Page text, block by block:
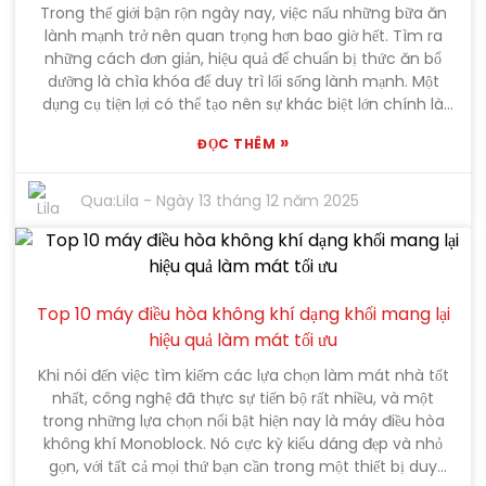
những điều này, và bạn sẽ sẵn sàng cho một khoản đầu
tư xứng đáng. Chẳng mấy chốc, bạn sẽ được thưởng thức
những món ăn nhẹ ngon miệng và bổ dưỡng quanh
năm. Vì vậy, trong hướng dẫn này, tôi sẽ chia sẻ một số
mẹo hữu ích để giúp bạn tìm được mẫu máy hoàn hảo —
dụng tối đa trái cây và rau củ sấy khô.
Trong thế giới bận rộn ngày nay, việc nấu những bữa ăn
lành mạnh trở nên quan trọng hơn bao giờ hết. Tìm ra
những cách đơn giản, hiệu quả để chuẩn bị thức ăn bổ
dưỡng là chìa khóa để duy trì lối sống lành mạnh. Một
dụng cụ tiện lợi có thể tạo nên sự khác biệt lớn chính là
trong nhà bếp! Không chỉ giúp bạn làm khô rau củ
dinh dưỡng. Bằng cách hút bớt nước thừa, dụng cụ này
giúp gia vị bám tốt hơn và giữ cho món ăn không bị
nhão – nhờ đó mọi thứ đều ngon miệng và bổ dưỡng. Sử
dụng dụng cụ làm khô rau củ thực sự có thể giúp việc
không còn phải loay hoay với khăn lau khô hay chờ đợi
rau củ khô tự nhiên. Hơn nữa, đó là một cách tuyệt vời để
khuyến khích bản thân (hoặc gia đình!) ăn nhiều rau củ
tươi hơn, có nghĩa là bổ sung thêm vitamin và chất dinh
dưỡng tốt cho chế độ ăn uống của bạn. Thiết kế đơn giản
của nó rất phù hợp cho những ngày bận rộn khi bạn
muốn chế biến món ăn ngon mà không cần tốn nhiều
thời gian chuẩn bị. Nhìn chung, sở hữu một chiếc dụng
ĐỌC THÊM »
Qua:Lila - Ngày 13 tháng 12 năm 2025
Top 10 máy điều hòa không khí dạng khối mang lại
hiệu quả làm mát tối ưu
Khi nói đến việc tìm kiếm các lựa chọn làm mát nhà tốt
nhất, công nghệ đã thực sự tiến bộ rất nhiều, và một
trong những lựa chọn nổi bật hiện nay là máy điều hòa
không khí Monoblock. Nó cực kỳ kiểu dáng đẹp và nhỏ
gọn, với tất cả mọi thứ bạn cần trong một thiết bị duy